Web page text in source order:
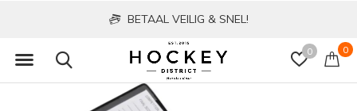
0 0
BETAAL VEILIG & SNEL!